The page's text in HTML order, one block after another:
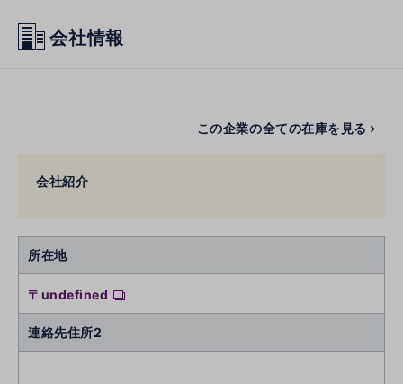
会社情報
この企業の全ての在庫を見る
会社紹介
所在地
〒undefined
連絡先住所2